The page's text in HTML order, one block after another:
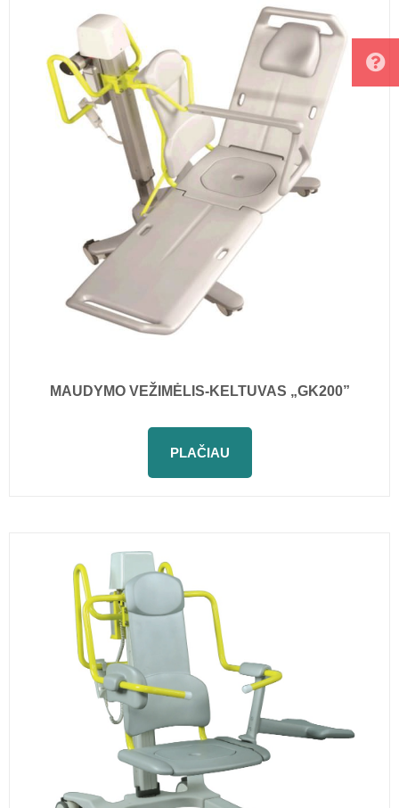
MAUDYMO VEŽIMĖLIS-KELTUVAS „GK200”
PLAČIAU